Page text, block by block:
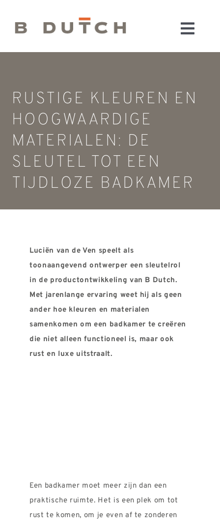
inhoud
HOME
KEUKENS
MATERIALEN
FABRIEK & SHOWROOM
WEBSHOP
WINKELWAGEN
BLOG
CONTACT
RUSTIGE KLEUREN EN
HOOGWAARDIGE
MATERIALEN: DE
SLEUTEL TOT EEN
TIJDLOZE BADKAMER
Luciën van de Ven speelt als
toonaangevend ontwerper een sleutelrol
in de productontwikkeling van B Dutch.
Met jarenlange ervaring weet hij als geen
ander hoe kleuren en materialen
samenkomen om een badkamer te creëren
die niet alleen functioneel is, maar ook
rust en luxe uitstraalt.
Een badkamer moet meer zijn dan een
praktische ruimte. Het is een plek om tot
rust te komen, om je even af te zonderen